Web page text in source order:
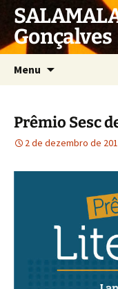
Pular
para
o
conteúdo
Gonçalves
Menu
Prêmio Sesc
2 de dezembro de